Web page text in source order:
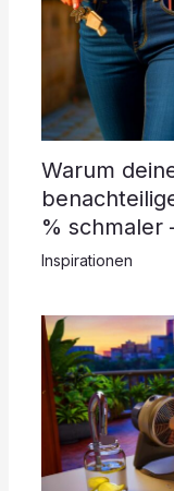
Warum
% schmaler
Inspirationen